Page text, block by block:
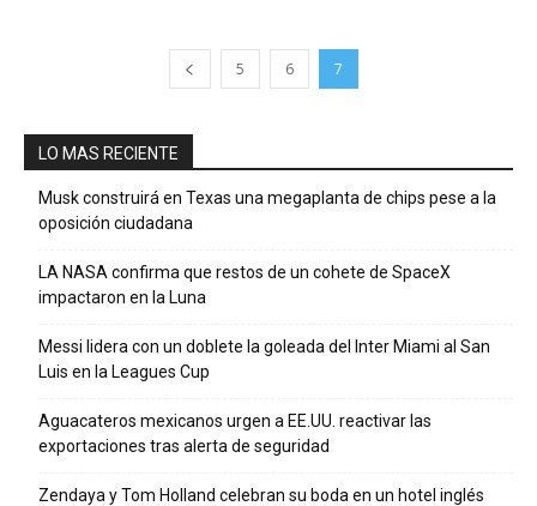
5 6 7
LO MAS RECIENTE
Musk construirá en Texas una megaplanta de chips pese a la
oposición ciudadana
LA NASA confirma que restos de un cohete de SpaceX
impactaron en la Luna
Messi lidera con un doblete la goleada del Inter Miami al San
Luis en la Leagues Cup
Aguacateros mexicanos urgen a EE.UU. reactivar las
exportaciones tras alerta de seguridad
Zendaya y Tom Holland celebran su boda en un hotel inglés